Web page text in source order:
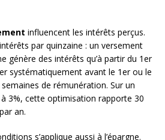
influencent les intérêts perçus.
par quinzaine : un versement
génère des intérêts qu’à partir du 1er
systématiquement avant le 1er ou le
de rémunération. Sur un
3%, cette optimisation rapporte 30
an.
s’applique aussi à l’épargne.